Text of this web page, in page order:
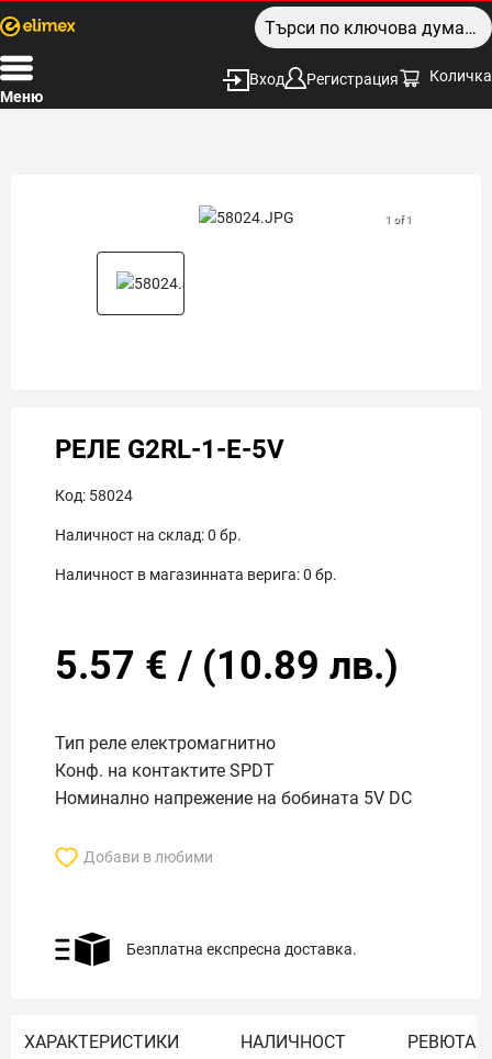
Меню
Вход Регистрация Количка
1 of 1
РЕЛЕ G2RL-1-E-5V
Код: 58024
Наличност на склад:0 бр.
Наличност в магазинната верига:0 бр.
5.57 € / (10.89 лв.)
Тип реле електромагнитно
Конф. на контактите SPDT
Номинално напрежение на бобината 5V DC
Добави в любими
Безплатна експресна доставка.
ХАРАКТЕРИСТИКИ НАЛИЧНОСТ РЕВЮТА